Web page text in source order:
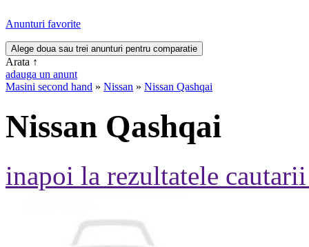
Anunturi favorite
Arata ↑
adauga un anunt
Masini second hand » Nissan » Nissan Qashqai
Nissan Qashqai
inapoi la rezultatele